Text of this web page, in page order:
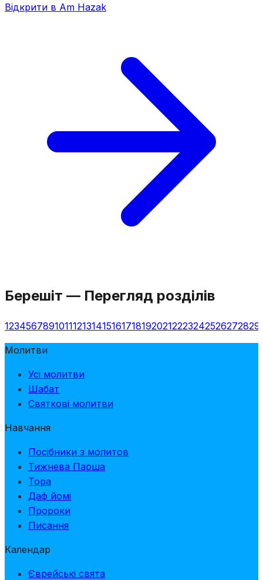
Відкрити в Am Hazak
Берешіт — Перегляд розділів
1234567891011121314151617181920212223242526272829
Молитви
Усі молитви
Шабат
Святкові молитви
Навчання
Посібники з молитов
Тижнева Парша
Тора
Даф йомі
Пророки
Писання
Календар
Єврейські свята